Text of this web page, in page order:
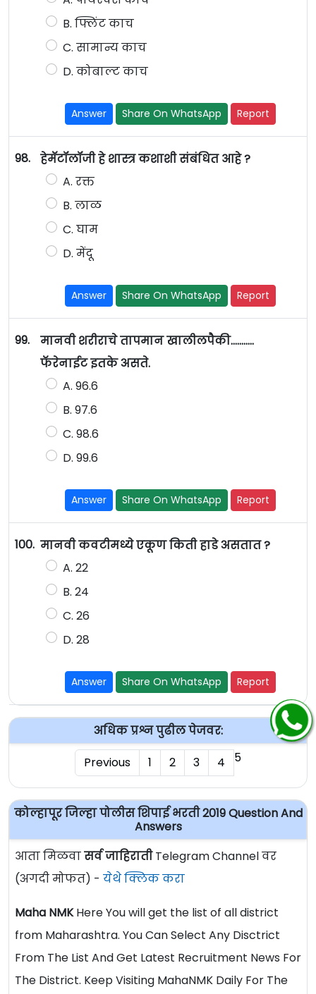
B. फ्लिंट काच
C. सामान्य काच
D. कोबाल्ट काच
Answer Share On WhatsApp Report
98.
हेमॅटॉलॉजी हे शास्त्र कशाशी संबंधित आहे ?
A. रक्त
B. लाळ
C. घाम
D. मेंदू
Answer Share On WhatsApp Report
99.
मानवी शरीराचे तापमान खालीलपैकी...........
फॅरेनाईट इतके असते.
A. 96.6
B. 97.6
C. 98.6
D. 99.6
Answer Share On WhatsApp Report
100. मानवी कवटीमध्ये एकूण किती हाडे असतात ?
A. 22
B. 24
C. 26
D. 28
Answer Share On WhatsApp Report
अधिक प्रश्न पुढील पेजवर:
Previous
1 2 3 4 5
कोल्हापूर जिल्हा पोलीस शिपाई भरती 2019 Question And
Answers
आता मिळवासर्व जाहिरातीTelegram Channel वर
(अगदी मोफत) - येथे क्लिक करा
Maha NMKHere You will get the list of all district
from Maharashtra. You Can Select Any Disctrict
From The List And Get Latest Recruitment News For
The District. Keep Visiting MahaNMK Daily For The